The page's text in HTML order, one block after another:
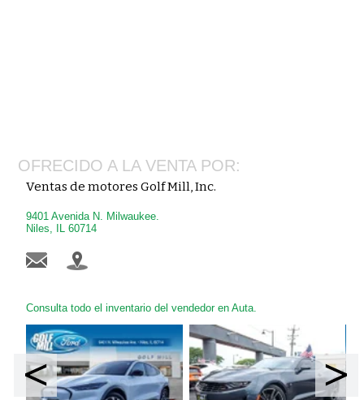
OFRECIDO A LA VENTA POR:
Ventas de motores Golf Mill, Inc.
9401 Avenida N. Milwaukee.
Niles, IL 60714
Consulta todo el inventario del vendedor en Auta.